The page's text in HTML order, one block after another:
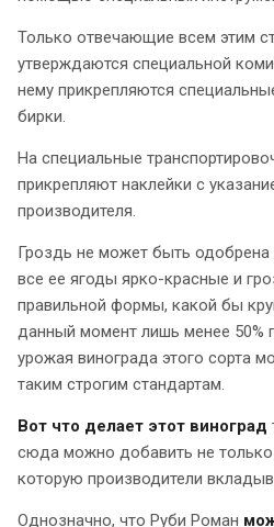
Только отвечающие всем этим
утверждаются специальной
нему прикрепляются
бирки.
На специальные
прикрепляют наклейки с
производителя.
Гроздь не может быть одобрена
все ее ягоды ярко-красные и
правильной формы, какой бы
данный момент лишь менее 50%
урожая винограда этого сорта
таким строгим стандартам.
Вот что делает этот виноград
сюда можно добавить не только
которую производители
Однозначно, что Руби Роман